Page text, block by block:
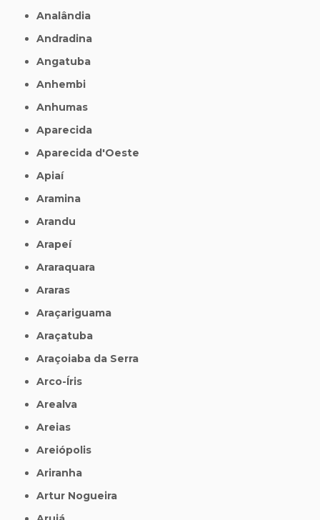
Analândia
Andradina
Angatuba
Anhembi
Anhumas
Aparecida
Aparecida d'Oeste
Apiaí
Aramina
Arandu
Arapeí
Araraquara
Araras
Araçariguama
Araçatuba
Araçoiaba da Serra
Arco-Íris
Arealva
Areias
Areiópolis
Ariranha
Artur Nogueira